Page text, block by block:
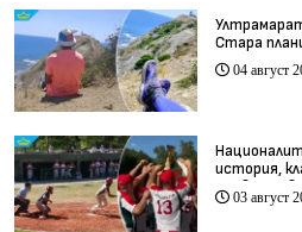
Стара
04 август
история,
03 август